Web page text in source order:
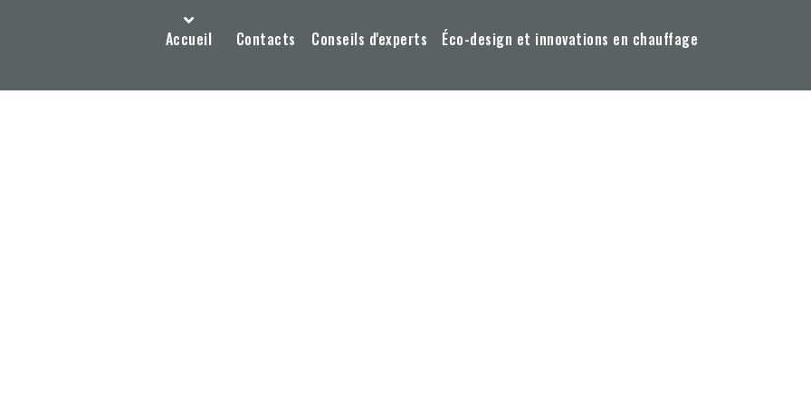
Accueil Contacts Conseils d'experts Éco-design et innovations en chauffage